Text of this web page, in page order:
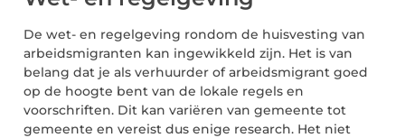
De wet- en regelgeving rondom de huisvesting van
arbeidsmigranten kan ingewikkeld zijn. Het is van
belang dat je als verhuurder of arbeidsmigrant goed
op de hoogte bent van de lokale regels en
voorschriften. Dit kan variëren van gemeente tot
gemeente en vereist dus enige research. Het niet